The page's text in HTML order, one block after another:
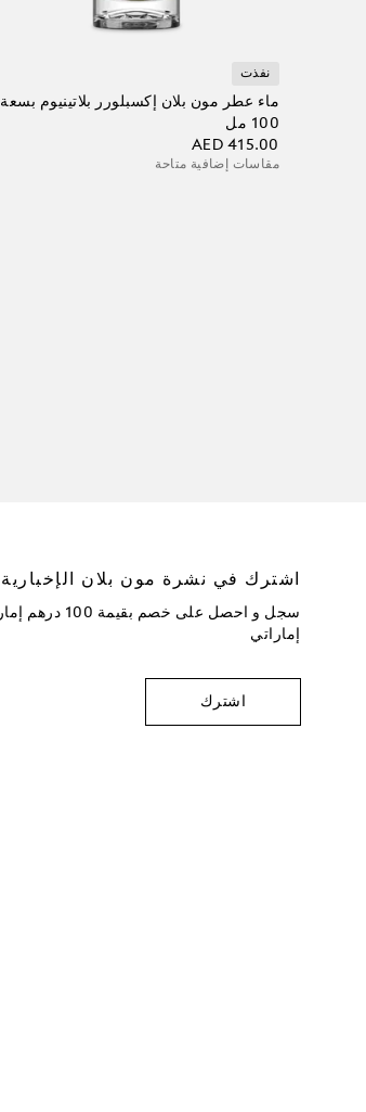
نفذت
ماء عطر مون بلان إكسبلورر بلاتينيوم بسعة
100 مل
AED 415.00
مقاسات إضافية متاحة
اشترك في نشرة مون بلان الإخبارية
إماراتي
اشترك